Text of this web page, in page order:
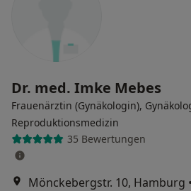
Dr. med. Imke Mebes
Frauenärztin (Gynäkologin),
Reproduktionsmedizin
35 Bewertungen
Mönckebergstr. 10, Hamburg •